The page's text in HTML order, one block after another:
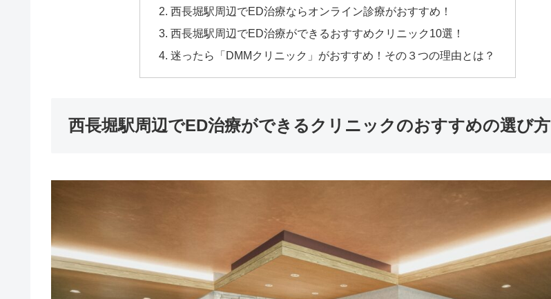
西長堀駅周辺でED治療ならオンライン診療がおすすめ！
西長堀駅周辺でED治療ができるおすすめクリニック10選！
迷ったら「DMMクリニック」がおすすめ！その３つの理由とは？
西長堀駅周辺でED治療ができるクリニックのおすすめの選び方